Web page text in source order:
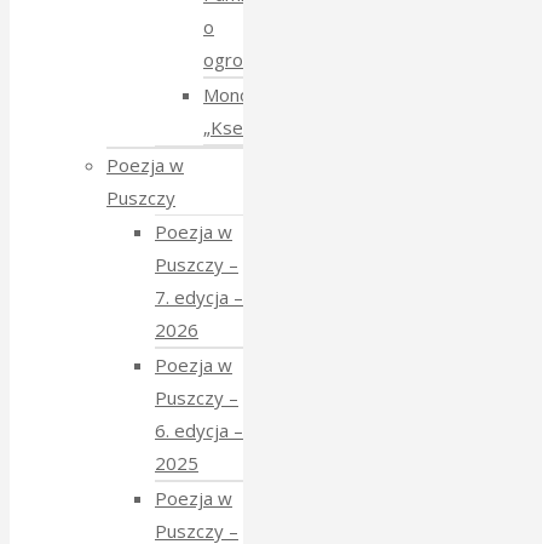
o
ogrodach
Monodram
„Ksenia”
Poezja w
Puszczy
Poezja w
Puszczy –
7. edycja –
2026
Poezja w
Puszczy –
6. edycja –
2025
Poezja w
Puszczy –